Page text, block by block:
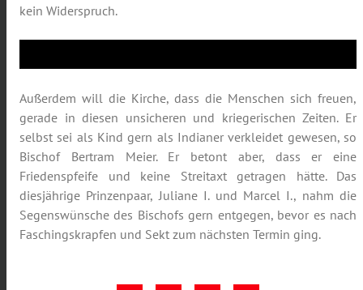
kein Widerspruch.
Außerdem will die Kirche, dass die Menschen sich freuen,
gerade in diesen unsicheren und kriegerischen Zeiten. Er
selbst sei als Kind gern als Indianer verkleidet gewesen, so
Bischof Bertram Meier. Er betont aber, dass er eine
Friedenspfeife und keine Streitaxt getragen hätte. Das
diesjährige Prinzenpaar, Juliane I. und Marcel I., nahm die
Segenswünsche des Bischofs gern entgegen, bevor es nach
Faschingskrapfen und Sekt zum nächsten Termin ging.